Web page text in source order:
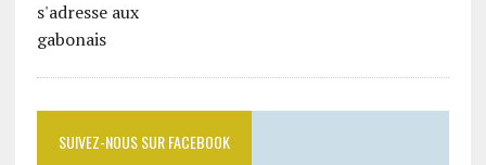
SUIVEZ-NOUS SUR FACEBOOK